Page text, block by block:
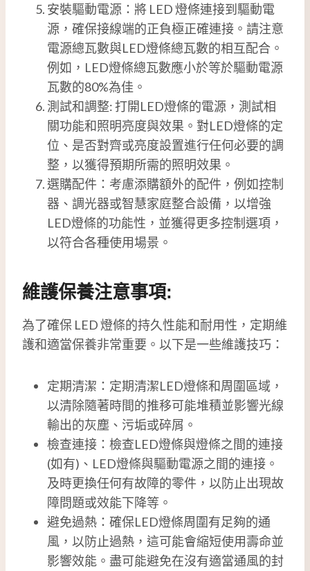
安裝驅動電源：將 LED 燈條連接到驅動電
源，確保接線端的正負極正確連接。請注意
電源總瓦數與LED燈條總瓦數的相互配合。
例如，LED燈條總瓦數應小於等於驅動電源
瓦數的80%為佳。
測試和調整: 打開LED燈條的電源，測試相
關功能和照明亮度與效果。對LED燈條的定
位、是否對齊或亮度設置進行任何必要的調
整，以獲得預期所需的照明效果。
選購配件：考慮添購額外的配件，例如控制
器、調光器或智慧家庭整合設備，以增強
LED燈條的功能性，並獲得更多控制選項，
以符合各種使用場景。
維護保養注意事項:
為了確保 LED 燈條的持久性能和耐用性，定期維
護和適當保養非常重要。以下是一些維護技巧：
定期清潔：定期清潔LED燈條和周圍區域，
以清除隨著時間的推移可能堆積並影響光線
輸出的灰塵、污垢或碎屑。
檢查連接：檢查LED燈條與燈條之間的連接
(如有)、LED燈條與驅動電源之間的連接。
及時更換任何有故障的零件，以防止出現故
障問題或效能下降等。
避免過熱：確保LED燈條周圍有足夠的通
風，以防止過熱，這可能會縮短使用壽命並
影響效能。盡可能避免在沒有適當通風的封